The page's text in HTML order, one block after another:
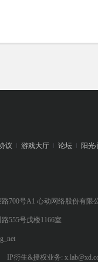
议 游戏大厅 论坛 阳光
700号A1 心动网络股份有限
555号戊楼1166室
IP衍生&授权业务: